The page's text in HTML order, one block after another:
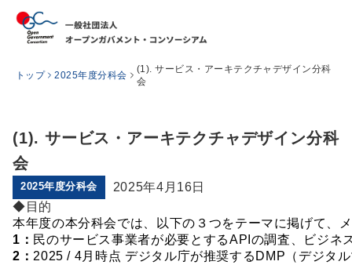
トップ 2025年度分科会
(1). サービス・アーキテクチャデザイン分科
会
(1). サービス・アーキテクチャデザイン分科
会
2025年度分科会
2025年4月16日
◆目的
本年度の本分科会では、以下の３つをテーマに掲げて、
1： 民のサービス事業者が必要とするAPIの調査、ビジネ
2： 2025 / 4月時点 デジタル庁が推奨するDMP（ デジタ